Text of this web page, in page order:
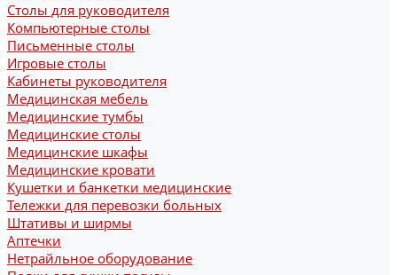
Столы для руководителя
Компьютерные столы
Письменные столы
Игровые столы
Кабинеты руководителя
Медицинская мебель
Медицинские тумбы
Медицинские столы
Медицинские шкафы
Медицинские кровати
Кушетки и банкетки медицинские
Тележки для перевозки больных
Штативы и ширмы
Аптечки
Нетрайльное оборудование